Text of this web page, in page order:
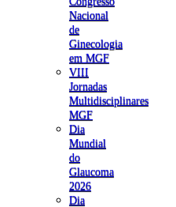
Nacional
de
Ginecologia
em MGF
VIII
Jornadas
Multidisciplinares
MGF
Dia
Mundial
do
Glaucoma
2026
Dia